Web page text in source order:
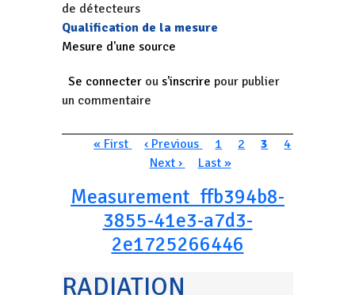
de détecteurs
Qualification de la mesure
Mesure d'une source
Se connecter ou s'inscrire pour publier
un commentaire
Pagination
Première page
« First Page précédente
‹ Previous Page
1 Page
2 Page courante
3 Page
4
Page suivante
Next › Dernière page
Last »
Measurement_ffb394b8-
3855-41e3-a7d3-
2e1725266446
RADIATION